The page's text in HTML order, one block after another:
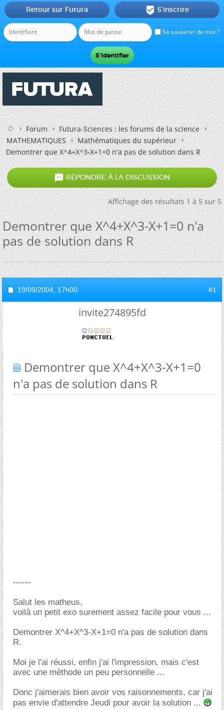
Se souvenir de moi ?
Retour sur Futura  S'inscrire
Forum
Futura-Sciences : les forums de la science
MATHEMATIQUES
Mathématiques du supérieur
Demontrer que X^4+X^3-X+1=0 n'a pas de solution dans R
 RÉPONDRE À LA DISCUSSION
Affichage des résultats 1 à 5 sur 5
Demontrer que X^4+X^3-X+1=0 n'a
pas de solution dans R
19/09/2004, 17h00 #1
invite274895fd
Demontrer que X^4+X^3-X+1=0
n'a pas de solution dans R
------
Salut les matheus,
voilà un petit exo surement assez facile pour vous ...
Demontrer X^4+X^3-X+1=0 n'a pas de solution dans
R.
Moi je l'ai réussi, enfin j'ai l'impression, mais c'est
avec une méthode un peu personnelle ...
Donc j'aimerais bien avoir vos raisonnements, car j'ai
pas envie d'attendre Jeudi pour avoir la solution ...